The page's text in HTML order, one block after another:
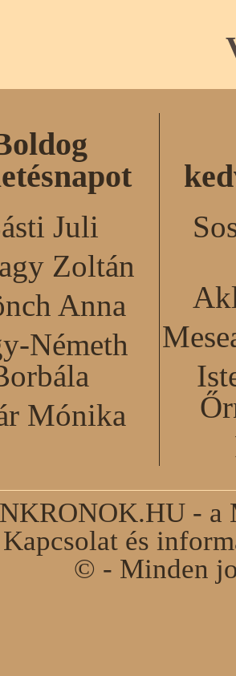
Juli
Zoltán
Anna
Németh
Mónika
- a
Kapcsolat és
© - Minden